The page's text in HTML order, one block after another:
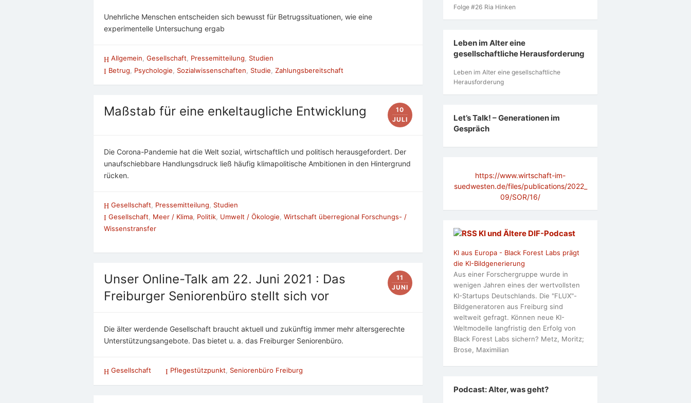
Unehrliche Menschen entscheiden sich bewusst für Betrugssituationen, wie eine
experimentelle Untersuchung ergab
Allgemein, Gesellschaft, Pressemitteilung, Studien
Betrug
Psychologie Sozialwissenschaften Studie Zahlungsbereitschaft
Maßstab für eine enkeltaugliche Entwicklung
10
JULI
Die Corona-Pandemie hat die Welt sozial, wirtschaftlich und politisch herausgefordert. Der
unaufschiebbare Handlungsdruck ließ häufig klimapolitische Ambitionen in den Hintergrund
rücken.
Gesellschaft Pressemitteilung
Studien
Gesellschaft
Meer / Klima Politik Umwelt / Ökologie Wirtschaft überregional Forschungs- /
Wissenstransfer
Unser Online-Talk am 22. Juni 2021 : Das
Freiburger Seniorenbüro stellt sich vor
11
JUNI
Die älter werdende Gesellschaft braucht aktuell und zukünftig immer mehr altersgerechte
Unterstützungsangebote. Das bietet u. a. das Freiburger Seniorenbüro.
Gesellschaft Pflegestützpunkt, Seniorenbüro Freiburg
Folge #26 Ria Hinken
Leben im Alter eine
gesellschaftliche Herausforderung
Leben im Alter eine gesellschaftliche
Herausforderung
Let’s Talk! – Generationen im
Gespräch
https://www.wirtschaft-im-
suedwesten.de/files/publications/2022_
09/SOR/16/
KI und Ältere DlF-Podcast
KI aus Europa - Black Forest Labs prägt
die KI-Bildgenerierung
Aus einer Forschergruppe wurde in
wenigen Jahren eines der wertvollsten
KI-Startups Deutschlands. Die "FLUX"-
Bildgeneratoren aus Freiburg sind
weltweit gefragt. Können neue KI-
Weltmodelle langfristig den Erfolg von
Black Forest Labs sichern? Metz, Moritz;
Brose, Maximilian
Podcast: Alter, was geht?